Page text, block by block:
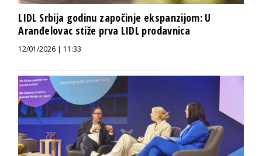
LIDL Srbija godinu započinje ekspanzijom: U
Aranđelovac stiže prva LIDL prodavnica
12/01/2026 | 11:33